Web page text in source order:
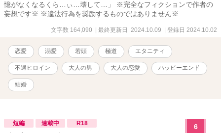
憶がなくなるくら…ぃ…壊して…」 ※完全なフィクションで作者の
妄想です※ ※違法行為を奨励するものではありません※
文字数 164,090 | 最終更新日 2024.10.09 | 登録日 2024.10.02
恋愛 溺愛 若頭 極道 エタニティ
不遇ヒロイン 大人の男 大人の恋愛 ハッピーエンド
結婚
短編 連載中 R18 6